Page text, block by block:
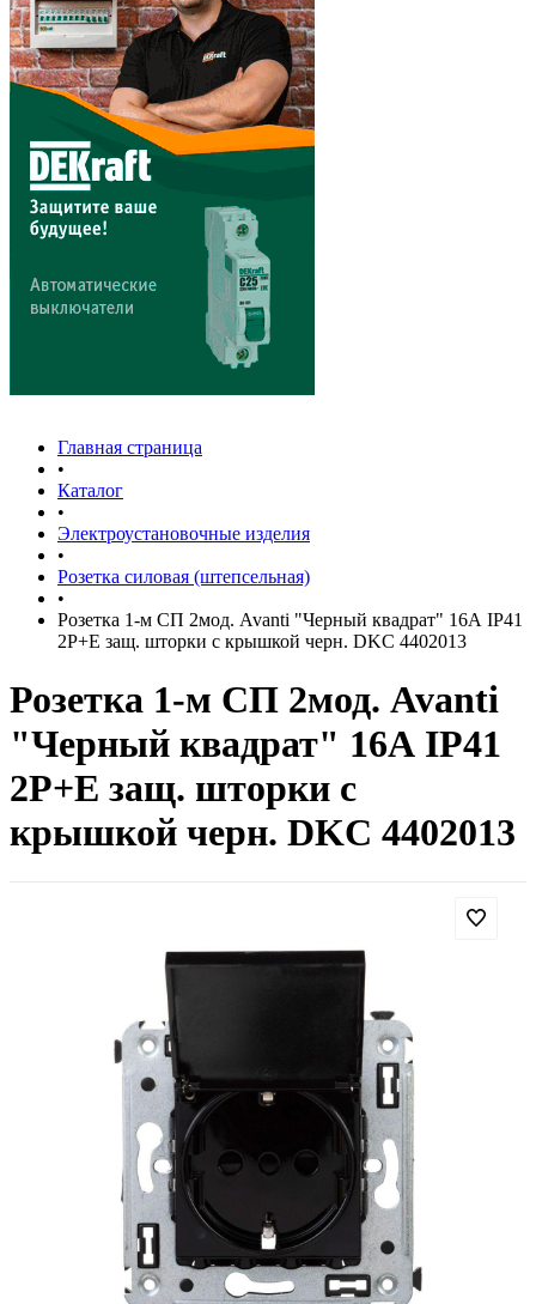
Главная страница
•
Каталог
•
Электроустановочные изделия
•
Розетка силовая (штепсельная)
•
Розетка 1-м СП 2мод. Avanti "Черный квадрат" 16А IP41
2P+E защ. шторки с крышкой черн. DKC 4402013
Розетка 1-м СП 2мод. Avanti
"Черный квадрат" 16А IP41
2P+E защ. шторки с
крышкой черн. DKC 4402013